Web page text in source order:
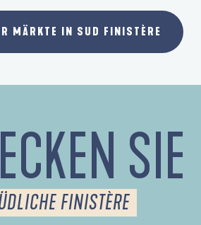
MÄRKTE IN SUD FINISTÈRE
SIE
FINISTÈRE